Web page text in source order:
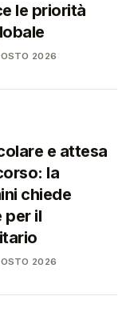
le priorità
2026
e attesa
la
chiede
per il
2026